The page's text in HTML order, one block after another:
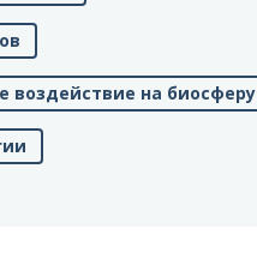
воздействие на биосферу